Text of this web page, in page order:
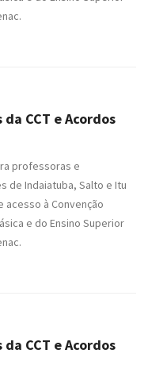
CCT e Acordos
professoras e
de Indaiatuba, Salto e Itu
acesso à Convenção
e do Ensino Superior
CCT e Acordos